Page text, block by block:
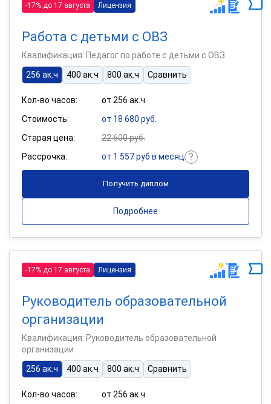
-17% до 17 августа Лицензия
Работа с детьми с ОВЗ
Квалификация: Педагог по работе с детьми с ОВЗ
256 ак.ч
400 ак.ч 800 ак.ч Сравнить
Кол-во часов:
от 256 ак.ч
Стоимость:
от 18 680 руб.
Старая цена:
22 600 руб.
Рассрочка:
от 1 557 руб в месяц
Получить диплом
Подробнее
-17% до 17 августа Лицензия
Руководитель образовательной
организации
Квалификация: Руководитель образовательной
организации
256 ак.ч
400 ак.ч 800 ак.ч Сравнить
Кол-во часов: от 256 ак.ч